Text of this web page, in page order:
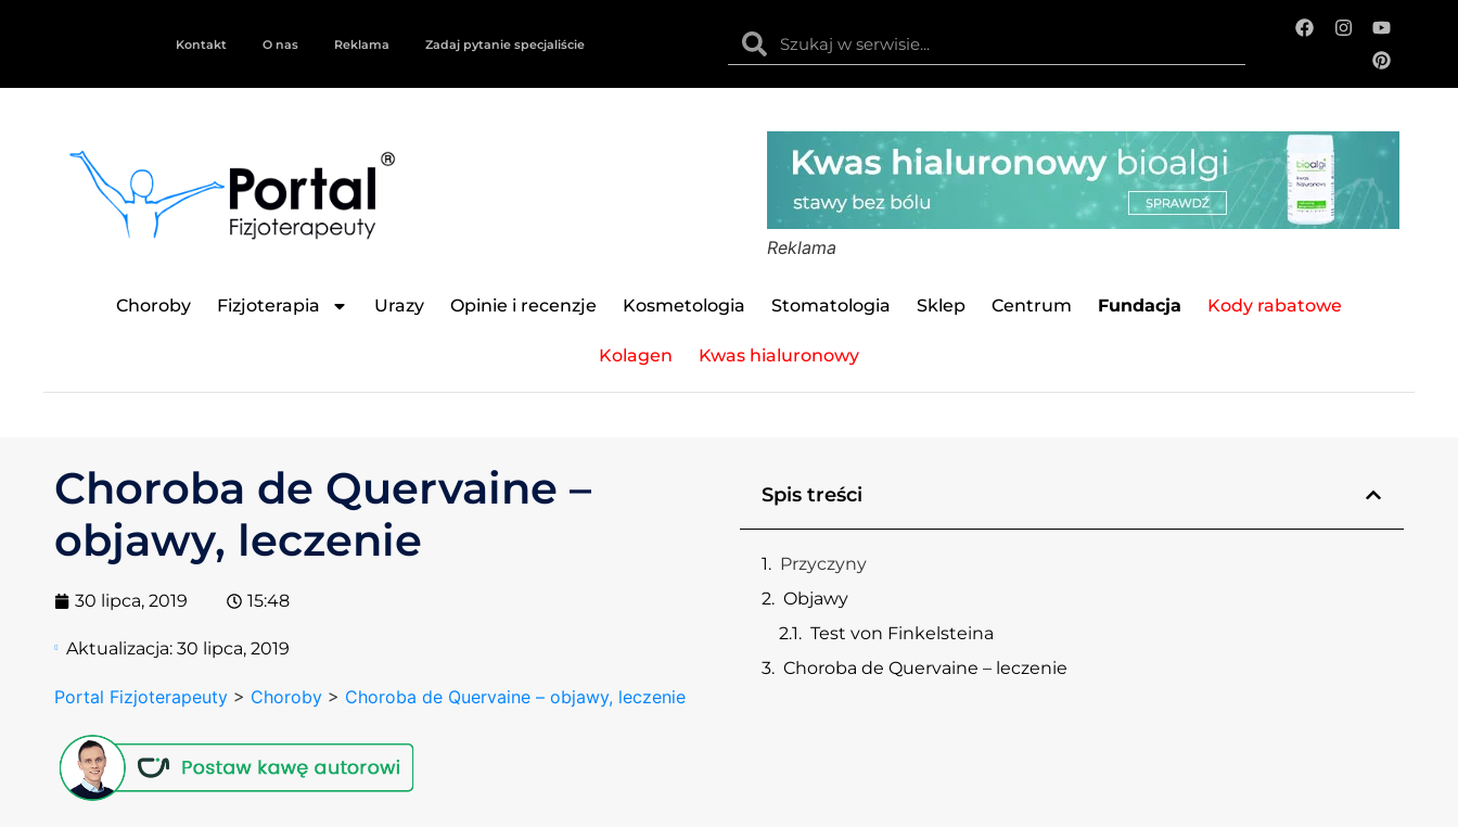
Kontakt O nas Reklama Zadaj pytanie specjaliście
Reklama
Choroby Fizjoterapia Urazy Opinie i recenzje Kosmetologia Stomatologia Sklep Centrum Fundacja Kody rabatowe
Kolagen Kwas hialuronowy
Choroba de Quervaine –
objawy, leczenie
30 lipca, 2019 15:48
Aktualizacja:30 lipca, 2019
Portal Fizjoterapeuty > Choroby > Choroba de Quervaine – objawy, leczenie
Spis treści
Przyczyny
Objawy
Test von Finkelsteina
Choroba de Quervaine – leczenie